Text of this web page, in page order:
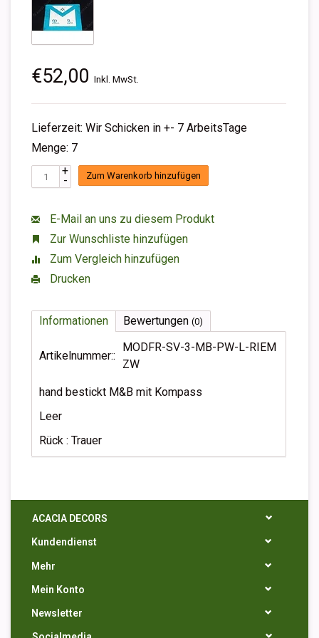
€52,00 Inkl. MwSt.
Lieferzeit: Wir Schicken in +- 7 ArbeitsTage
Menge: 7
+
- Zum Warenkorb hinzufügen
E-Mail an uns zu diesem Produkt
Zur Wunschliste hinzufügen
Zum Vergleich hinzufügen
Drucken
Informationen Bewertungen (0)
Artikelnummer::
MODFR-SV-3-MB-PW-L-RIEM
ZW
hand bestickt M&B mit Kompass
Leer
Rück : Trauer
ACACIA DECORS
Kundendienst
Mehr
Mein Konto
Newsletter